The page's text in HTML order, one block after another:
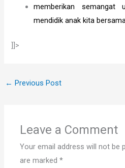
memberikan semangat
mendidik anak kita
]]>
← Previous Post
Leave a Comment
Your email address will not be
are marked*